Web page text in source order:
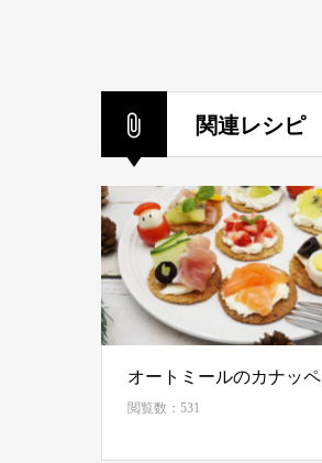
関連レシピ
オートミールのカナッペ
閲覧数：531